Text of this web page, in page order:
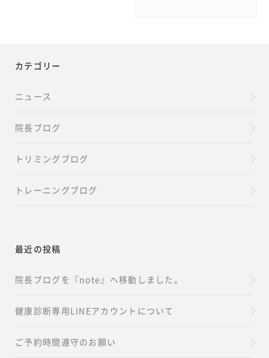
カテゴリー
ニュース
院長ブログ
トリミングブログ
トレーニングブログ
最近の投稿
院長ブログを『note』へ移動しました。
健康診断専用LINEアカウントについて
ご予約時間遵守のお願い